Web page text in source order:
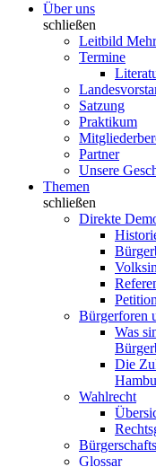
Über uns
schließen
Leitbild
Termine
Satzung
Praktikum
Partner
Unsere
Themen
schließen
Direkte
Bürgerforen
Was
Die
Wahlrecht
Glossar